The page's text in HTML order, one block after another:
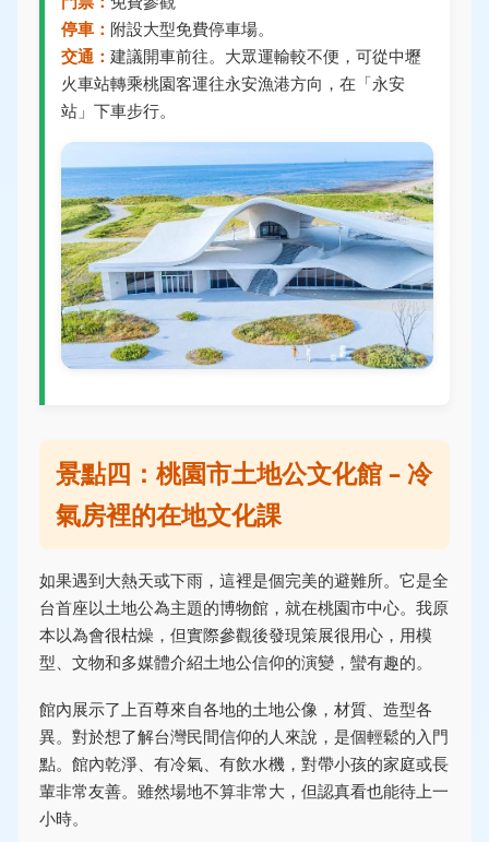
停車： 附設大型免費停車場。
交通： 建議開車前往。大眾運輸較不便，可從中壢
火車站轉乘桃園客運往永安漁港方向，在「永安
站」下車步行。
景點四：桃園市土地公文化館 – 冷
氣房裡的在地文化課
如果遇到大熱天或下雨，這裡是個完美的避難所。它是全
台首座以土地公為主題的博物館，就在桃園市中心。我原
本以為會很枯燥，但實際參觀後發現策展很用心，用模
型、文物和多媒體介紹土地公信仰的演變，蠻有趣的。
館內展示了上百尊來自各地的土地公像，材質、造型各
異。對於想了解台灣民間信仰的人來說，是個輕鬆的入門
點。館內乾淨、有冷氣、有飲水機，對帶小孩的家庭或長
輩非常友善。雖然場地不算非常大，但認真看也能待上一
小時。